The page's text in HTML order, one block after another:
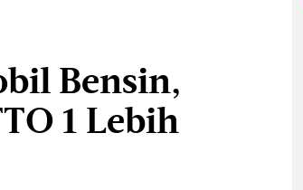
Bensin,
1 Lebih